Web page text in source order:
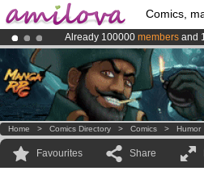
Comics,
Already 100000 members and
AmilovaKickstarter is now LIVE
Premium membership from
Home > Comics Directory > Comics > Humor
Favourites Share